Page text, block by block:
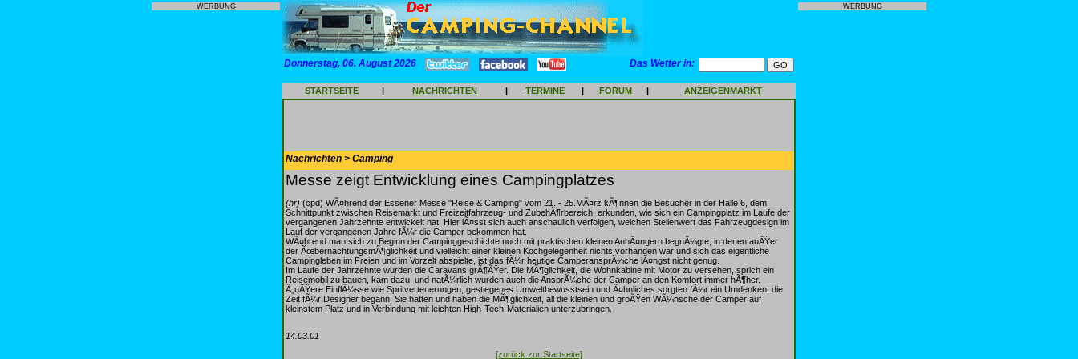
WERBUNG
Donnerstag, 06. August 2026 Das Wetter in:
STARTSEITE | NACHRICHTEN | TERMINE | FORUM | ANZEIGENMARKT
Nachrichten > Camping
Messe zeigt Entwicklung eines Campingplatzes
(hr) (cpd) WÃ¤hrend der Essener Messe "Reise & Camping" vom 21. - 25.MÃ¤rz kÃ¶nnen die Besucher in der Halle 6, dem
Schnittpunkt zwischen Reisemarkt und Freizeitfahrzeug- und ZubehÃ¶rbereich, erkunden, wie sich ein Campingplatz im Laufe der
vergangenen Jahrzehnte entwickelt hat. Hier lÃ¤sst sich auch anschaulich verfolgen, welchen Stellenwert das Fahrzeugdesign im
Lauf der vergangenen Jahre fÃ¼r die Camper bekommen hat.
WÃ¤hrend man sich zu Beginn der Campinggeschichte noch mit praktischen kleinen AnhÃ¤ngern begnÃ¼gte, in denen auÃŸer
der ÃœbernachtungsmÃ¶glichkeit und vielleicht einer kleinen Kochgelegenheit nichts vorhanden war und sich das eigentliche
Campingleben im Freien und im Vorzelt abspielte, ist das fÃ¼r heutige CamperansprÃ¼che lÃ¤ngst nicht genug.
Im Laufe der Jahrzehnte wurden die Caravans grÃ¶ÃŸer. Die MÃ¶glichkeit, die Wohnkabine mit Motor zu versehen, sprich ein
Reisemobil zu bauen, kam dazu, und natÃ¼rlich wurden auch die AnsprÃ¼che der Camper an den Komfort immer hÃ¶her.
Ã„uÃŸere EinflÃ¼sse wie Spritverteuerungen, gestiegenes Umweltbewusstsein und Ã¤hnliches sorgten fÃ¼r ein Umdenken, die
Zeit fÃ¼r Designer begann. Sie hatten und haben die MÃ¶glichkeit, all die kleinen und groÃŸen WÃ¼nsche der Camper auf
kleinstem Platz und in Verbindung mit leichten High-Tech-Materialien unterzubringen.
14.03.01
[zurück zur Startseite]
WERBUNG